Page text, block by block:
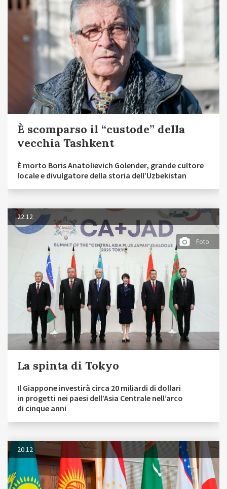
È scomparso il “custode” della
vecchia Tashkent
È morto Boris Anatolievich Golender, grande cultore
locale e divulgatore della storia dell’Uzbekistan
22.12
Foto
La spinta di Tokyo
Il Giappone investirà circa 20 miliardi di dollari
in progetti nei paesi dell’Asia Centrale nell’arco
di cinque anni
20.12